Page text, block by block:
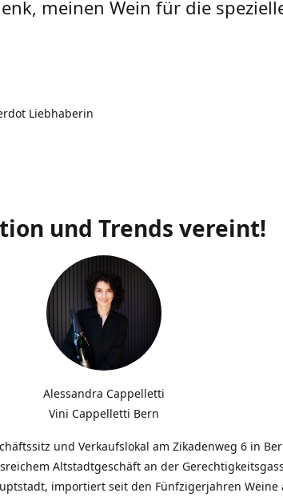
meinen Wein für die
Liebhaberin
und Trends vereint!
Alessandra Cappelletti
Vini Cappelletti Bern
und Verkaufslokal am Zikadenweg 6 in
Altstadtgeschäft an der
importiert seit den Fünfzigerjahren Weine